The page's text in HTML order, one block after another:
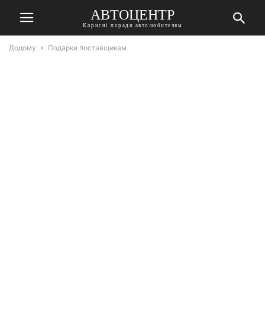
АВТОЦЕНТР
Корисні поради автолюбителям
Додому Подарки поставщикам